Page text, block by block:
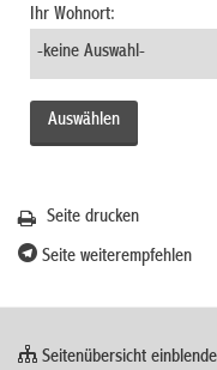
Ihr Wohnort:
Seite drucken
Seite weiterempfehlen
Seitenübersicht